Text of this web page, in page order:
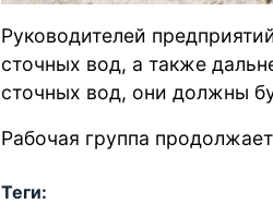
Руководителей
сточных вод, а также
сточных вод, они должны
Рабочая группа
Теги: